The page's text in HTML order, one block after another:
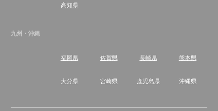
高知県
九州・沖縄
福岡県 佐賀県 長崎県 熊本県
大分県 宮崎県 鹿児島県 沖縄県